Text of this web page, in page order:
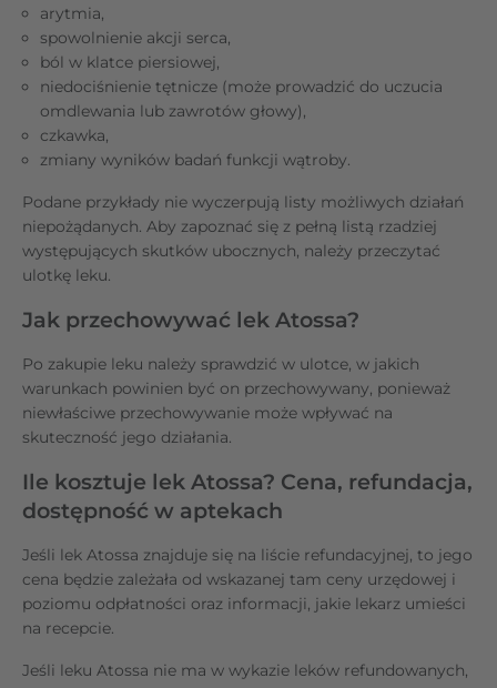
arytmia,
spowolnienie akcji serca,
ból w klatce piersiowej,
niedociśnienie tętnicze (może prowadzić do uczucia
omdlewania lub zawrotów głowy),
czkawka,
zmiany wyników badań funkcji wątroby.
Podane przykłady nie wyczerpują listy możliwych działań
niepożądanych. Aby zapoznać się z pełną listą rzadziej
występujących skutków ubocznych, należy przeczytać
ulotkę leku.
Jak przechowywać lek Atossa?
Po zakupie leku należy sprawdzić w ulotce, w jakich
warunkach powinien być on przechowywany, ponieważ
niewłaściwe przechowywanie może wpływać na
skuteczność jego działania.
Ile kosztuje lek Atossa? Cena, refundacja,
dostępność w aptekach
Jeśli lek Atossa znajduje się na liście refundacyjnej, to jego
cena będzie zależała od wskazanej tam ceny urzędowej i
poziomu odpłatności oraz informacji, jakie lekarz umieści
na recepcie.
Jeśli leku Atossa nie ma w wykazie leków refundowanych,